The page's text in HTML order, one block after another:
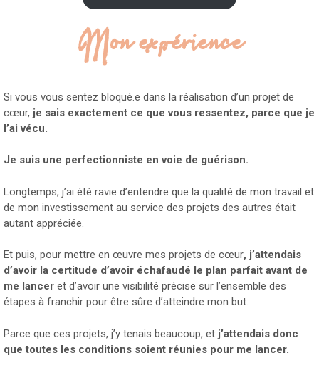
Mon expérience
Si vous vous sentez bloqué.e dans la réalisation d’un projet de
cœur, je sais exactement ce que vous ressentez, parce que je
l’ai vécu.
Je suis une perfectionniste en voie de guérison.
Longtemps, j’ai été ravie d’entendre que la qualité de mon travail et
de mon investissement au service des projets des autres était
autant appréciée.
Et puis, pour mettre en œuvre mes projets de cœur, j’attendais
d’avoir la certitude d’avoir échafaudé le plan parfait avant de
me lancer et d’avoir une visibilité précise sur l’ensemble des
étapes à franchir pour être sûre d’atteindre mon but.
Parce que ces projets, j’y tenais beaucoup, et j’attendais donc
que toutes les conditions soient réunies pour me lancer.